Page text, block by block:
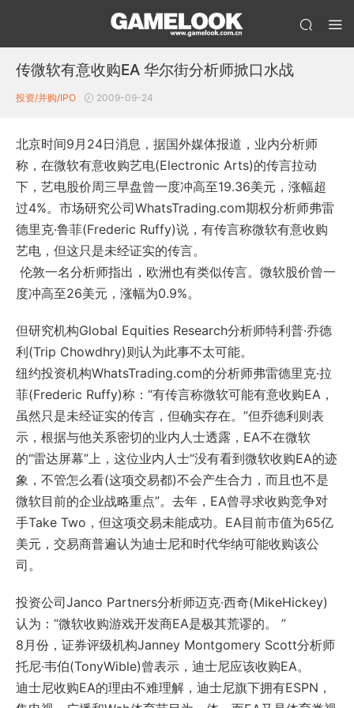
传微软有意收购EA 华尔街分析师掀口水战
投资/并购/IPO 2009-09-24
北京时间9月24日消息，据国外媒体报道，业内分析师
称，在微软有意收购艺电(Electronic Arts)的传言拉动
下，艺电股价周三早盘曾一度冲高至19.36美元，涨幅超
过4%。市场研究公司WhatsTrading.com期权分析师弗雷
德里克·鲁菲(Frederic Ruffy)说，有传言称微软有意收购
艺电，但这只是未经证实的传言。
伦敦一名分析师指出，欧洲也有类似传言。微软股价曾一
度冲高至26美元，涨幅为0.9%。
但研究机构Global Equities Research分析师特利普·乔德
利(Trip Chowdhry)则认为此事不太可能。
纽约投资机构WhatsTrading.com的分析师弗雷德里克·拉
菲(Frederic Ruffy)称：“有传言称微软可能有意收购EA，
虽然只是未经证实的传言，但确实存在。”但乔德利则表
示，根据与他关系密切的业内人士透露，EA不在微软
的“雷达屏幕”上，这位业内人士“没有看到微软收购EA的迹
象，不管怎么看(这项交易都)不会产生合力，而且也不是
微软目前的企业战略重点”。去年，EA曾寻求收购竞争对
手Take Two，但这项交易未能成功。EA目前市值为65亿
美元，交易商普遍认为迪士尼和时代华纳可能收购该公
司。
投资公司Janco Partners分析师迈克·西奇(MikeHickey)
认为：“微软收购游戏开发商EA是极其荒谬的。 ”
8月份，证券评级机构Janney Montgomery Scott分析师
托尼·韦伯(TonyWible)曾表示，迪士尼应该收购EA。
迪士尼收购EA的理由不难理解，迪士尼旗下拥有ESPN，